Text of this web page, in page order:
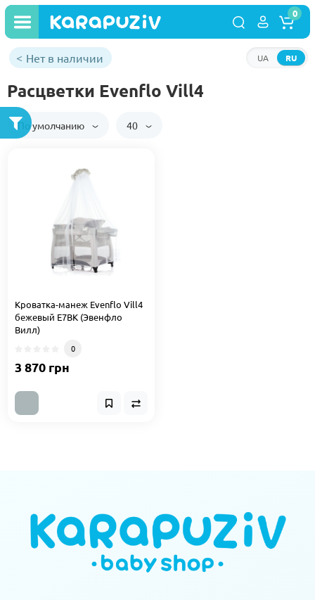
RU
UA
0
Нет в наличии
Расцветки Evenflo Vill4
По умолчанию 40
Кроватка-манеж Evenflo Vill4
бежевый E7BK (Эвенфло
Вилл)
0
3 870 грн